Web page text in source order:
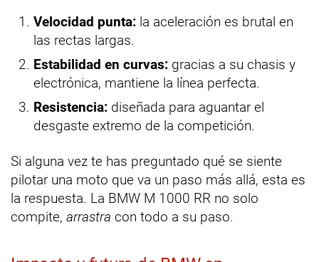
Velocidad punta: la aceleración es brutal en
las rectas largas.
Estabilidad en curvas: gracias a su chasis y
electrónica, mantiene la línea perfecta.
Resistencia: diseñada para aguantar el
desgaste extremo de la competición.
Si alguna vez te has preguntado qué se siente
pilotar una moto que va un paso más allá, esta es
la respuesta. La BMW M 1000 RR no solo
compite, arrastra con todo a su paso.